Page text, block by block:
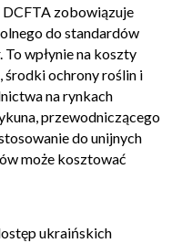
zobowiązuje
do standardów
wpłynie na koszty
środki ochrony roślin i
na rynkach
przewodniczącego
do unijnych
może kosztować
ukraińskich